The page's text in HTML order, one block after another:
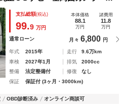
車 スマートキー ＬＥＤヘッ
ン 純正１５インチアルミ 車
支払総額(税込)
99.9 万円
本体価格
88.1
万円
諸費用
11.8
万円
通常ローン 月々 6,800 円
年式 2015年 走行
9.6万km
車検
2027年1月 排気
2000cc
整備
法定整備付 修復
なし
保証
保証付 (3ヶ月・3000km)
OBD診断済み オンライン商談可